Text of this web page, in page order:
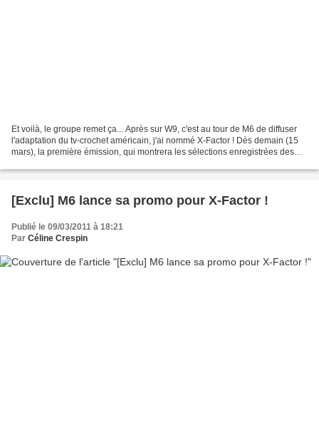
Et voilà, le groupe remet ça... Après sur W9, c'est au tour de M6 de diffuser
l'adaptation du tv-crochet américain, j'ai nommé X-Factor ! Dès demain (15
mars), la première émission, qui montrera les sélections enregistrées des
[Exclu] M6 lance sa promo pour X-Factor !
Publié le 09/03/2011 à 18:21
Par Céline Crespin